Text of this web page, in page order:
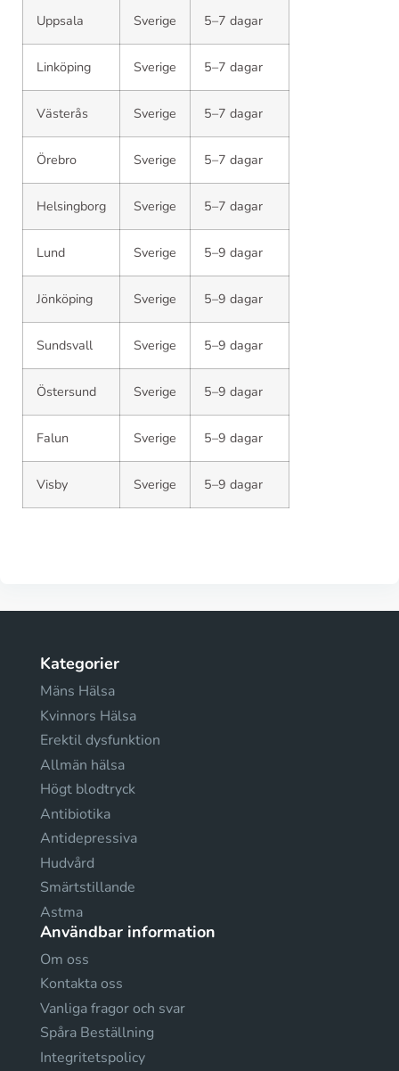
Uppsala Sverige 5–7 dagar
Linköping Sverige 5–7 dagar
Västerås Sverige 5–7 dagar
Örebro Sverige 5–7 dagar
Helsingborg Sverige 5–7 dagar
Lund Sverige 5–9 dagar
Jönköping Sverige 5–9 dagar
Sundsvall Sverige 5–9 dagar
Östersund Sverige 5–9 dagar
Falun Sverige 5–9 dagar
Visby Sverige 5–9 dagar
Kategorier
Mäns Hälsa
Kvinnors Hälsa
Erektil dysfunktion
Allmän hälsa
Högt blodtryck
Antibiotika
Antidepressiva
Hudvård
Smärtstillande
Astma
Användbar information
Om oss
Kontakta oss
Vanliga fragor och svar
Spåra Beställning
Integritetspolicy